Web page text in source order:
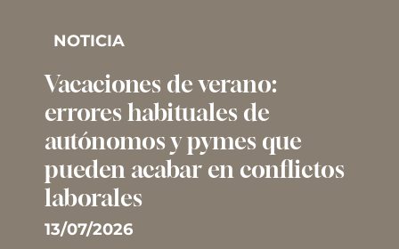
NOTICIA
Vacaciones de verano:
errores habituales de
autónomos y pymes que
pueden acabar en conflictos
laborales
13/07/2026